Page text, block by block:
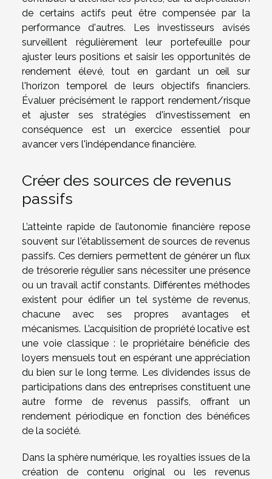
de certains actifs peut être compensée par la
performance d'autres. Les investisseurs avisés
surveillent régulièrement leur portefeuille pour
ajuster leurs positions et saisir les opportunités de
rendement élevé, tout en gardant un œil sur
l'horizon temporel de leurs objectifs financiers.
Évaluer précisément le rapport rendement/risque
et ajuster ses stratégies d'investissement en
conséquence est un exercice essentiel pour
avancer vers l'indépendance financière.
Créer des sources de revenus
passifs
L’atteinte rapide de l’autonomie financière repose
souvent sur l'établissement de sources de revenus
passifs. Ces derniers permettent de générer un flux
de trésorerie régulier sans nécessiter une présence
ou un travail actif constants. Différentes méthodes
existent pour édifier un tel système de revenus,
chacune avec ses propres avantages et
mécanismes. L’acquisition de propriété locative est
une voie classique : le propriétaire bénéficie des
loyers mensuels tout en espérant une appréciation
du bien sur le long terme. Les dividendes issus de
participations dans des entreprises constituent une
autre forme de revenus passifs, offrant un
rendement périodique en fonction des bénéfices
de la société.
Dans la sphère numérique, les royalties issues de la
création de contenu original ou les revenus